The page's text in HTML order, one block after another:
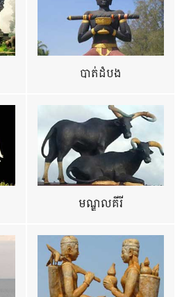
បាត់ដំបង
មណ្ឌលគីរី